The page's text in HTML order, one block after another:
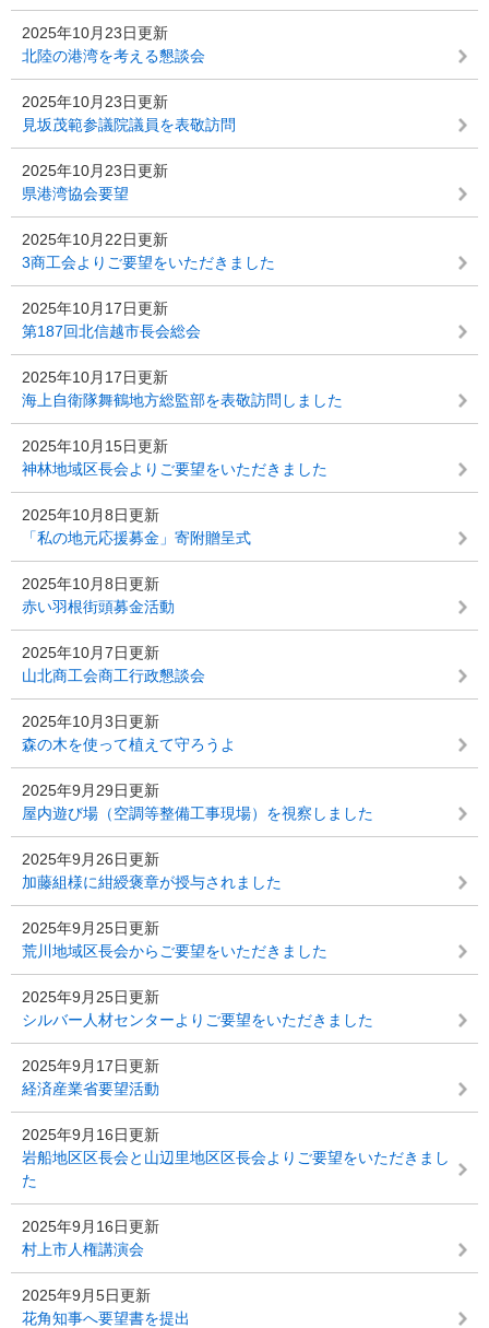
2025年10月23日更新
北陸の港湾を考える懇談会
2025年10月23日更新
見坂茂範参議院議員を表敬訪問
2025年10月23日更新
県港湾協会要望
2025年10月22日更新
3商工会よりご要望をいただきました
2025年10月17日更新
第187回北信越市長会総会
2025年10月17日更新
海上自衛隊舞鶴地方総監部を表敬訪問しました
2025年10月15日更新
神林地域区長会よりご要望をいただきました
2025年10月8日更新
「私の地元応援募金」寄附贈呈式
2025年10月8日更新
赤い羽根街頭募金活動
2025年10月7日更新
山北商工会商工行政懇談会
2025年10月3日更新
森の木を使って植えて守ろうよ
2025年9月29日更新
屋内遊び場（空調等整備工事現場）を視察しました
2025年9月26日更新
加藤組様に紺綬褒章が授与されました
2025年9月25日更新
荒川地域区長会からご要望をいただきました
2025年9月25日更新
シルバー人材センターよりご要望をいただきました
2025年9月17日更新
経済産業省要望活動
2025年9月16日更新
岩船地区区長会と山辺里地区区長会よりご要望をいただきまし
た
2025年9月16日更新
村上市人権講演会
2025年9月5日更新
花角知事へ要望書を提出